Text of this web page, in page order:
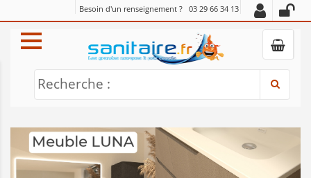
Besoin d'un renseignement ? 03 29 66 34 13
Recherche :